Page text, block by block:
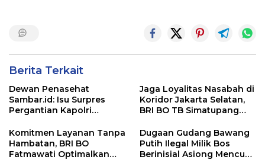
Berita Terkait
Dewan Penasehat
Sambar.id: Isu Surpres
Pergantian Kapolri
Kewenangan Mutlak di
Tangan Presiden
Jaga Loyalitas Nasabah di
Koridor Jakarta Selatan,
BRI BO TB Simatupang
Komitmen Layanan Tanpa
Hambatan, BRI BO
Fatmawati Optimalkan
Dugaan Gudang Bawang
Putih Ilegal Milik Bos
Berinisial Asiong Mencuat,